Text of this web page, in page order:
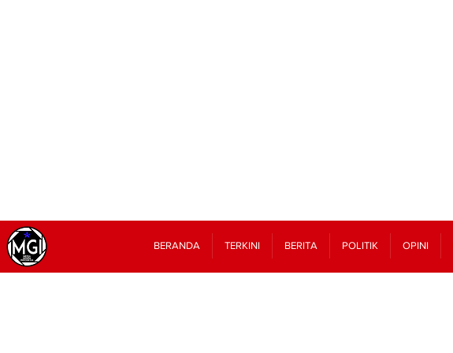
BERANDA TERKINI BERITA POLITIK OPINI